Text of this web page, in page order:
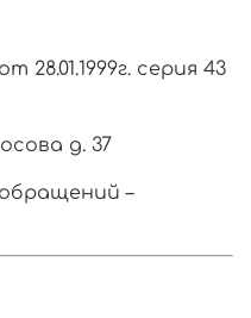
28.01.1999г. серия 43
д. 37
–